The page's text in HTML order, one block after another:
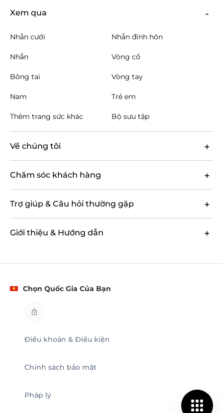
Xem qua
Nhẫn cưới Nhẫn đính hôn
Nhẫn Vòng cổ
Bông tai Vòng tay
Nam Trẻ em
Thêm trang sức khác Bộ sưu tập
Về chúng tôi
Chăm sóc khách hàng
Trợ giúp & Câu hỏi thường gặp
Giới thiệu & Hướng dẫn
Chọn Quốc Gia Của Bạn
Điều khoản & Điều kiện
Chính sách bảo mật
Pháp lý